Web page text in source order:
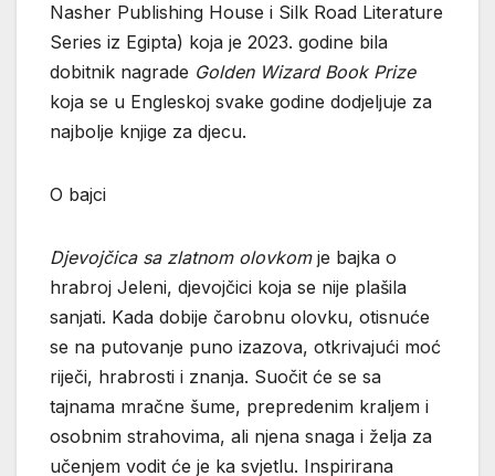
Nasher Publishing House i Silk Road Literature
Series iz Egipta) koja je 2023. godine bila
dobitnik nagrade Golden Wizard Book Prize
koja se u Engleskoj svake godine dodjeljuje za
najbolje knjige za djecu.
O bajci
Djevojčica sa zlatnom olovkomje bajka o
hrabroj Jeleni, djevojčici koja se nije plašila
sanjati. Kada dobije čarobnu olovku, otisnuće
se na putovanje puno izazova, otkrivajući moć
riječi, hrabrosti i znanja. Suočit će se sa
tajnama mračne šume, prepredenim kraljem i
osobnim strahovima, ali njena snaga i želja za
učenjem vodit će je ka svjetlu. Inspirirana